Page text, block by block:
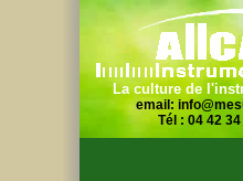
La culture de
email:
Tél : 04 42